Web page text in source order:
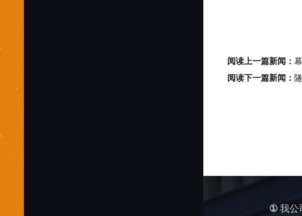
阅读上一篇新闻：
阅读下一篇新闻：
①我公